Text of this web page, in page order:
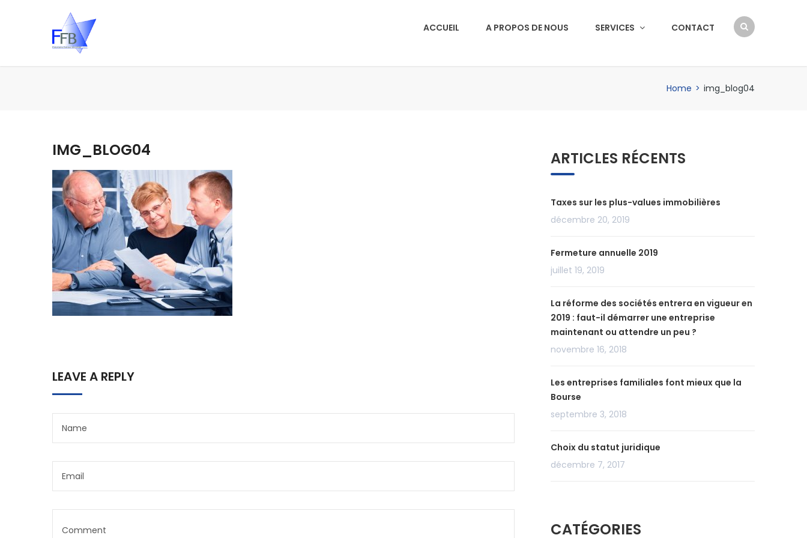
ACCUEIL A PROPOS DE NOUS SERVICES CONTACT
Home > img_blog04
IMG_BLOG04
LEAVE A REPLY
ARTICLES RÉCENTS
Taxes sur les plus-values immobilières
décembre 20, 2019
Fermeture annuelle 2019
juillet 19, 2019
La réforme des sociétés entrera en vigueur en
2019 : faut-il démarrer une entreprise
maintenant ou attendre un peu ?
novembre 16, 2018
Les entreprises familiales font mieux que la
Bourse
septembre 3, 2018
Choix du statut juridique
décembre 7, 2017
CATÉGORIES